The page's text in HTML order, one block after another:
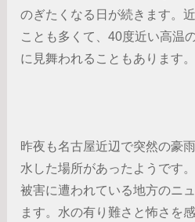
のぎたくなる日が続きます。
ことも多くて、40度近い高温
に見舞われることもあります。
昨夜も名古屋近辺で突然の豪
水した場所があったようです
被害に遭われている地方のニ
ます。水の有り難さと怖さを